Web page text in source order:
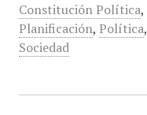
Constitución Política,
Planificación, Política,
Sociedad